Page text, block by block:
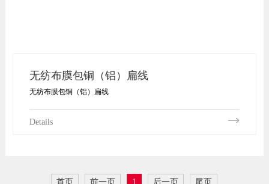
无纺布膜包铜（铝）扁线
无纺布膜包铜（铝）扁线
Details
首页 前一页 1 后一页 尾页